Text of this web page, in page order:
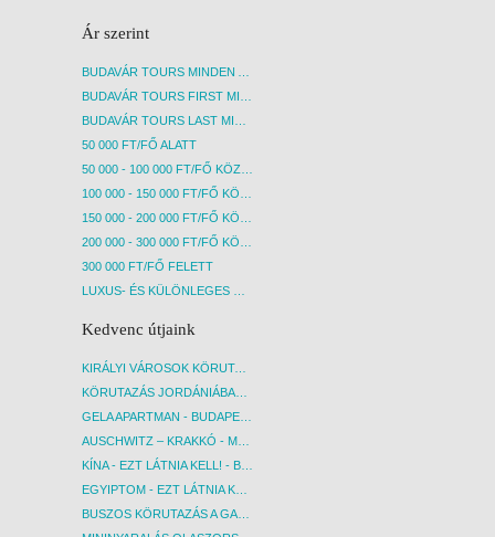
Ár szerint
50 000 FT/FŐ ALATT
300 000 FT/FŐ FELETT
Kedvenc útjaink
KIRÁLYI VÁROSOK KÖRUTAZÁS KÖZVETLEN REPÜLŐJÁRATTAL - BUDAPEST, REPÜLŐ